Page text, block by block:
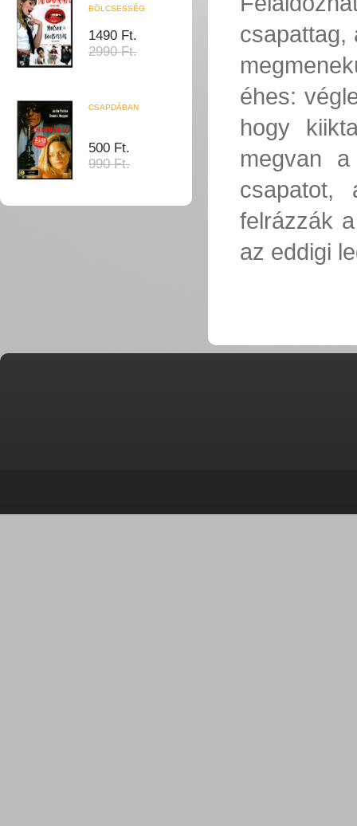
BÖLCSESSÉG
1490 Ft.
2990 Ft.
CSAPDÁBAN
500 Ft.
990 Ft.
csapattag,
éhes:
hogy
megvan
csapatot,
felrázzák
az eddigi